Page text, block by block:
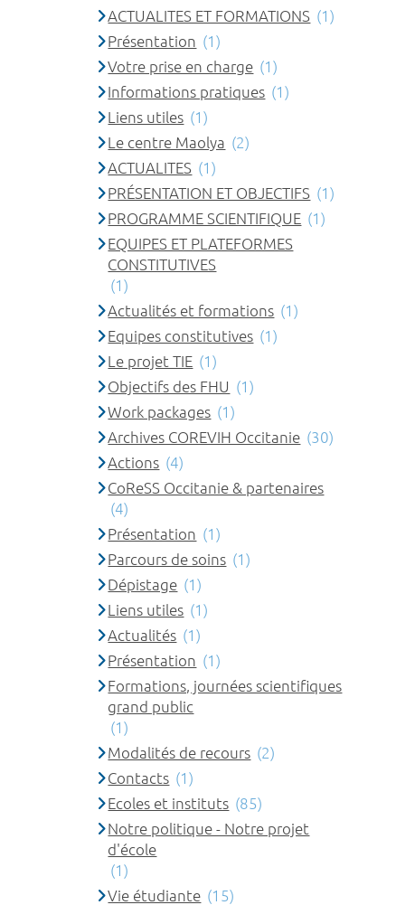
ACTUALITES ET FORMATIONS (1)
Présentation (1)
Votre prise en charge (1)
Informations pratiques (1)
Liens utiles (1)
Le centre Maolya (2)
ACTUALITES (1)
PRÉSENTATION ET OBJECTIFS (1)
PROGRAMME SCIENTIFIQUE (1)
EQUIPES ET PLATEFORMES
CONSTITUTIVES
(1)
Actualités et formations (1)
Equipes constitutives (1)
Le projet TIE (1)
Objectifs des FHU (1)
Work packages (1)
Archives COREVIH Occitanie (30)
Actions (4)
CoReSS Occitanie & partenaires
(4)
Présentation (1)
Parcours de soins (1)
Dépistage (1)
Liens utiles (1)
Actualités (1)
Présentation (1)
Formations, journées scientifiques
grand public
(1)
Modalités de recours (2)
Contacts (1)
Ecoles et instituts (85)
Notre politique - Notre projet
d'école
(1)
Vie étudiante (15)